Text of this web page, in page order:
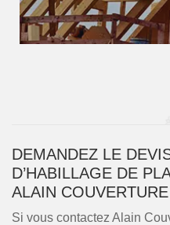
DEMANDEZ LE
D’HABILLAGE DE
ALAIN
Si vous contactez Alain